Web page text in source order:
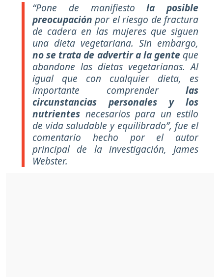
“Pone de manifiestola posible
preocupación por el riesgo de fractura
de cadera en las mujeres que siguen
una dieta vegetariana. Sin embargo,
no se trata de advertir a la genteque
abandone las dietas vegetarianas. Al
igual que con cualquier dieta, es
importante comprender las
circunstancias personales y los
nutrientes necesarios para un estilo
de vida saludable y equilibrado”, fue el
comentario hecho por el autor
principal de la investigación, James
Webster.